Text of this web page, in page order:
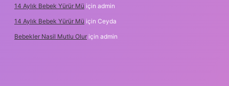
14 Aylık Bebek Yürür Mü için admin
14 Aylık Bebek Yürür Mü için Ceyda
Bebekler Nasil Mutlu Olur için admin